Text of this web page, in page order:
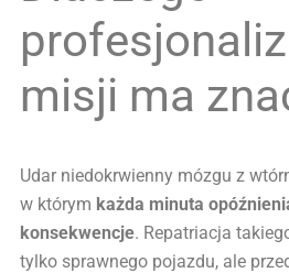
misji ma
Udar niedokrwienny mózgu z
w którym każda minuta
konsekwencje. Repatriacja
tylko sprawnego pojazdu, ale